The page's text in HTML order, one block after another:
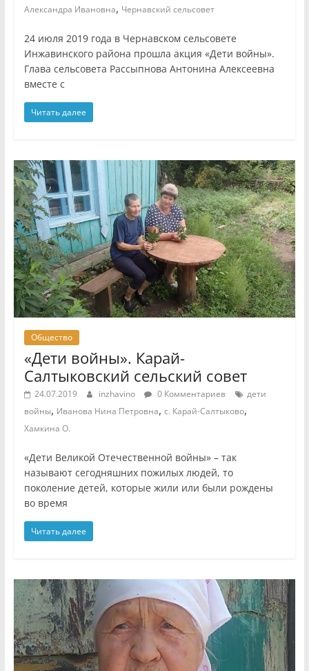
Александра Ивановна, Чернавский сельсовет
24 июля 2019 года в Чернавском сельсовете
Инжавинского района прошла акция «Дети войны».
Глава сельсовета Рассыпнова Антонина Алексеевна
вместе с
Читать далее
Общество
«Дети войны». Карай-
Салтыковский сельский совет
24.07.2019 inzhavino 0 Комментариев
дети
войны, Иванова Нина Петровна, с. Карай-Салтыково,
Хамкина О.
«Дети Великой Отечественной войны» – так
называют сегодняшних пожилых людей, то
поколение детей, которые жили или были рождены
во время
Читать далее